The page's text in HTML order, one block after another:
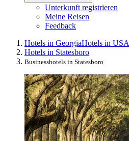
Unterkunft registrieren
Meine Reisen
Feedback
Hotels in GeorgiaHotels in USA
Hotels in Statesboro
Businesshotels in Statesboro